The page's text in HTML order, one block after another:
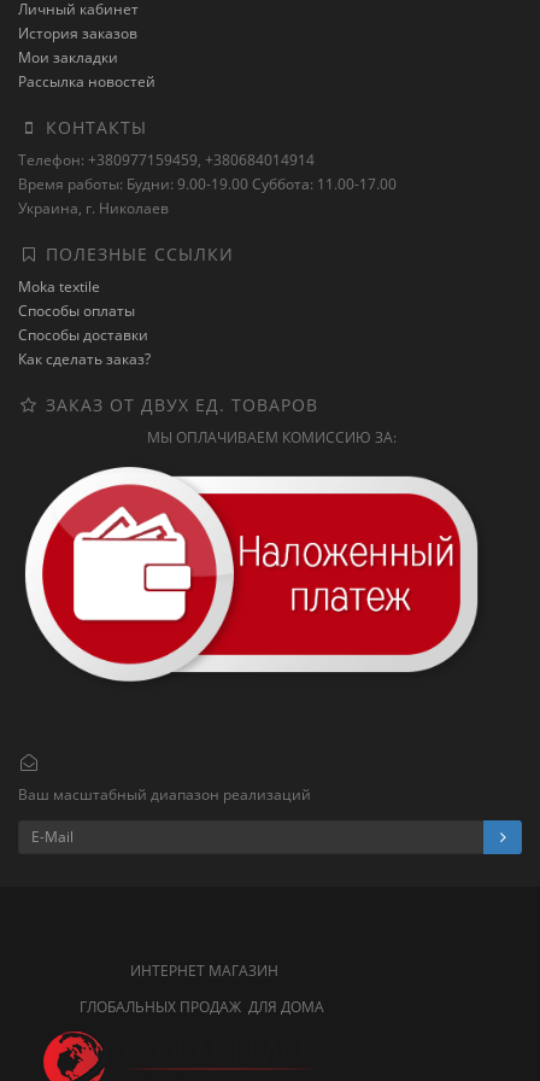
Личный кабинет
История заказов
Мои закладки
Рассылка новостей
КОНТАКТЫ
Телефон: +380977159459, +380684014914
Время работы: Будни: 9.00-19.00 Суббота: 11.00-17.00
Украина, г. Николаев
ПОЛЕЗНЫЕ ССЫЛКИ
Moka textile
Способы оплаты
Способы доставки
Как сделать заказ?
ЗАКАЗ ОТ ДВУХ ЕД. ТОВАРОВ
МЫ ОПЛАЧИВАЕМ КОМИССИЮ ЗА:
Ваш масштабный диапазон реализаций
ИНТЕРНЕТ МАГАЗИН
ГЛОБАЛЬНЫХ ПРОДАЖ ДЛЯ ДОМА